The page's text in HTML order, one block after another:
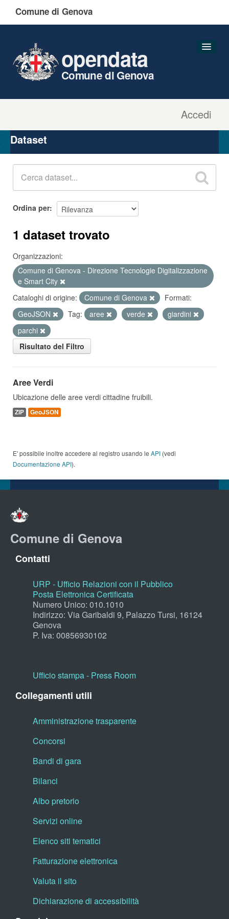
Comune di Genova
Accedi
opendata
Comune di Genova
Organizzazioni
Gruppi
Dataset
Ordina per
1 dataset trovato
Organizzazioni:
Comune di Genova - Direzione Tecnologie Digitalizzazione
e Smart City
Cataloghi di origine:
Comune di Genova
Formati:
GeoJSON
Tag: aree verde
giardini
parchi
Risultato del Filtro
Aree Verdi
Ubicazione delle aree verdi cittadine fruibili.
ZIP GeoJSON
E' possibile inoltre accedere al registro usando le API (vedi
Documentazione API).
Comune di Genova
Contatti
URP - Ufficio Relazioni con il Pubblico
Posta Elettronica Certificata
Numero Unico: 010.1010
Indirizzo: Via Garibaldi 9, Palazzo Tursi, 16124
Genova
P. Iva: 00856930102
Ufficio stampa - Press Room
Collegamenti utili
Amministrazione trasparente
Concorsi
Bandi di gara
Bilanci
Albo pretorio
Servizi online
Elenco siti tematici
Fatturazione elettronica
Valuta il sito
Dichiarazione di accessibilità